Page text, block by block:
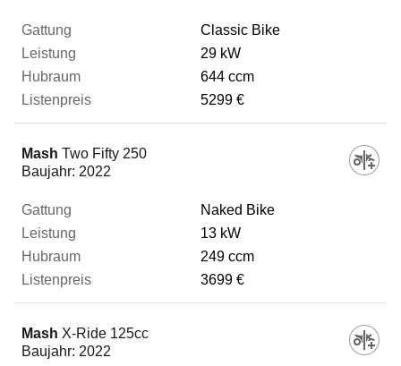
Classic Bike
29 kW
644 ccm
5299 €
Mash Two Fifty 250
Baujahr: 2022
Naked Bike
13 kW
249 ccm
3699 €
Mash X-Ride 125cc
Baujahr: 2022